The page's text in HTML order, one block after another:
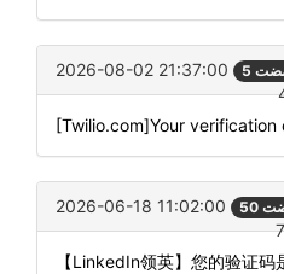
2026-08-02 21:37:00 مضت
[Twilio.com]Your
2026-06-18 11:02:00 مضت
【LinkedIn领英】您的验证